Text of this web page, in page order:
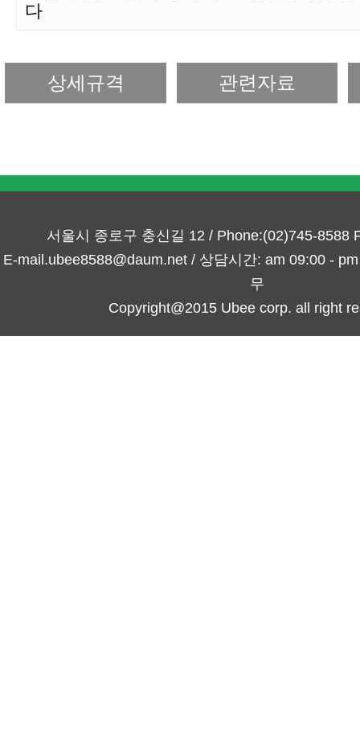
다
상세규격 관련자료
서울시 종로구 충신길 12 / Phone:(02)745-8588
E-mail.ubee8588@daum.net / 상담시간: am 09:00 -
무
Copyright@2015 Ubee corp. all right